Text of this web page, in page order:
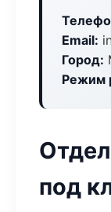
Email:
Город:
Режим
под